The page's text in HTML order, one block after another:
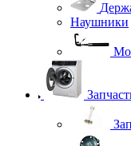
Наушники